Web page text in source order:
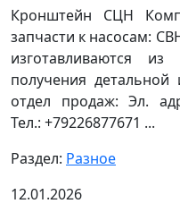
Кронштейн СЦН
запчасти к насосам:
изготавливаются
получения
отдел продаж: Эл.
Тел.: +79226877671 ...
Раздел: Разное
12.01.2026